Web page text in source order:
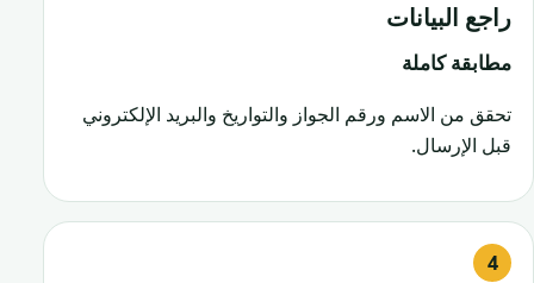
راجع البيانات
مطابقة كاملة
تحقق من الاسم ورقم الجواز والتواريخ والبريد الإلكتروني
قبل الإرسال.